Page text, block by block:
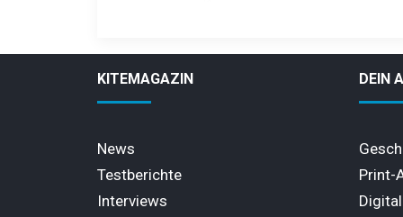
KITEMAGAZIN
News
Testberichte
Interviews
DEIN
Print-